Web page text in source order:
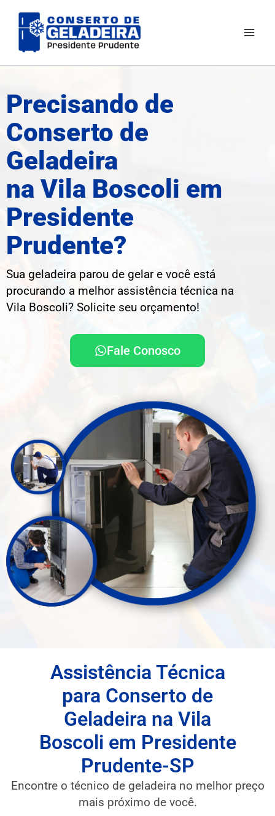
para
Precisando de
Conserto de
Geladeira
na Vila Boscoli em
Presidente
Prudente?
Sua geladeira parou de gelar e você está
procurando a melhor assistência técnica na
Vila Boscoli? Solicite seu orçamento!
Fale Conosco
Assistência Técnica
para Conserto de
Geladeira na Vila
Boscoli em Presidente
Prudente-SP
Encontre o técnico de geladeira no melhor preço
mais próximo de você.